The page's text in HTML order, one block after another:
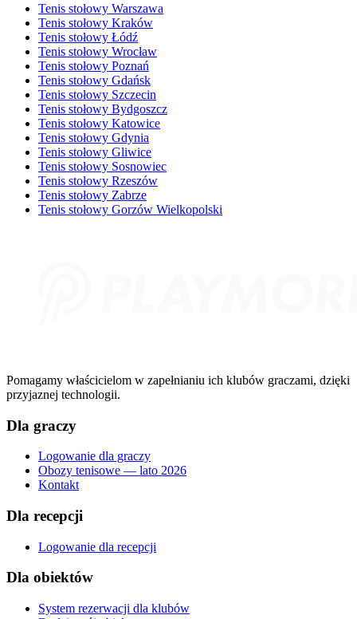
Tenis stołowy Warszawa
Tenis stołowy Kraków
Tenis stołowy Łódź
Tenis stołowy Wrocław
Tenis stołowy Poznań
Tenis stołowy Gdańsk
Tenis stołowy Szczecin
Tenis stołowy Bydgoszcz
Tenis stołowy Katowice
Tenis stołowy Gdynia
Tenis stołowy Gliwice
Tenis stołowy Sosnowiec
Tenis stołowy Rzeszów
Tenis stołowy Zabrze
Tenis stołowy Gorzów Wielkopolski
Pomagamy właścicielom w zapełnianiu ich klubów graczami, dzięki
przyjaznej technologii.
Dla graczy
Logowanie dla graczy
Obozy tenisowe — lato 2026
Kontakt
Dla recepcji
Logowanie dla recepcji
Dla obiektów
System rezerwacji dla klubów